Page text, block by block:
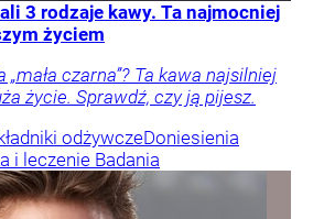
3 rodzaje kawy. Ta najmocniej
życiem
„mała czarna”? Ta kawa najsilniej
życie. Sprawdź, czy ją pijesz.
odżywczeDoniesienia
i leczenie Badania